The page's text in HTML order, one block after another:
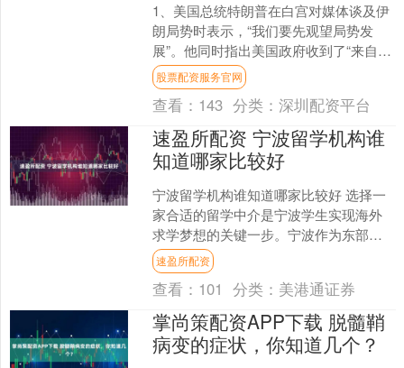
1、美国总统特朗普在白宫对媒体谈及伊
朗局势时表示，“我们要先观望局势发
展”。他同时指出美国政府收到了“来自伊
朗非常积极的声明”。不过他也并未排除
美国采取军事行动....
股票配资服务官网
查看： 143 分类：深圳配资平台
速盈所配资 宁波留学机构谁
知道哪家比较好
宁波留学机构谁知道哪家比较好 选择一
家合适的留学中介是宁波学生实现海外
求学梦想的关键一步。宁波作为东部沿
海重要城市，留学需求持续增长，但市
场上中介机构数量众多，....
速盈所配资
查看： 101 分类： 美港通证券
掌尚策配资APP下载 脱髓鞘
病变的症状，你知道几个？